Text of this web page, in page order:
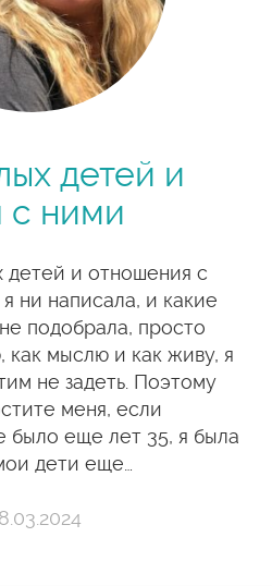
детей и
с ними
детей и отношения с
ни написала, и какие
подобрала, просто
как мыслю и как живу, я
не задеть. Поэтому
меня, если
было еще лет 35, я была
дети еще…